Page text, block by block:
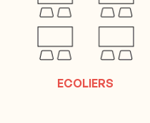
ECOLIERS